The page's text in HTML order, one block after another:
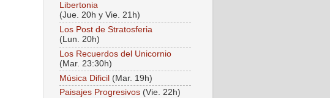
Libertonia
(Jue. 20h y Vie. 21h)
Los Post de Stratosferia
(Lun. 20h)
Los Recuerdos del Unicornio
(Mar. 23:30h)
Música Dificil (Mar. 19h)
Paisajes Progresivos (Vie. 22h)